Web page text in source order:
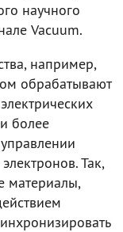
научного
Vacuum.
например,
обрабатывают
более
Так,
материалы,